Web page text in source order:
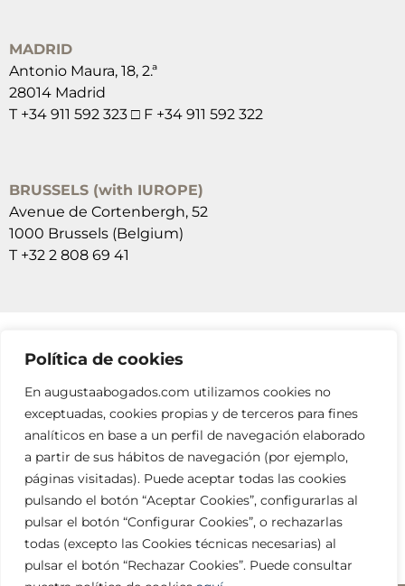
Política de cookies
En augustaabogados.com utilizamos cookies no
exceptuadas, cookies propias y de terceros para fines
analíticos en base a un perfil de navegación elaborado
a partir de sus hábitos de navegación (por ejemplo,
páginas visitadas). Puede aceptar todas las cookies
pulsando el botón “Aceptar Cookies”, configurarlas al
pulsar el botón “Configurar Cookies”, o rechazarlas
todas (excepto las Cookies técnicas necesarias) al
pulsar el botón “Rechazar Cookies”. Puede consultar
MADRID
Antonio Maura, 18, 2.ª
28014 Madrid
T +34 911 592 323 □ F +34 911 592 322
BRUSSELS (with IUROPE)
Avenue de Cortenbergh, 52
1000 Brussels (Belgium)
T +32 2 808 69 41
SUSCRÍBETE A NUESTRAS NEWSLETTERS
RELLENA EL FORMULARIO
info@augustaabogados.com